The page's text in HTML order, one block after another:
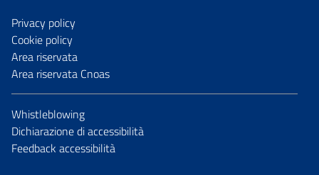
Privacy policy
Cookie policy
Area riservata
Area riservata Cnoas
Whistleblowing
Dichiarazione di accessibilità
Feedback accessibilità